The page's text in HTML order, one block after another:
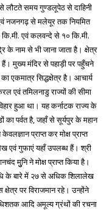
लौटते समय गुण्डलूपेठ से दाहिनी
नजनगढ़ से मलेयूर तक नियमित
एवं कलवन्दे से १० कि.मी.
के नाम से भी जाना जाता है। क्षेत्र
मुख्य मंदिर से पहाड़ी पर पहुँचने
एकमात्र सिद्धक्षेत्र है। आचार्य
एवं तमिलनाडु राज्यों की सीमा
हुआ था। यह कर्नाटक राज्य के
पर्वत है, जहाँ से सूर्यपुर के महान
प्राप्त कर मोक्ष प्राप्त
एवं गुफाएं यहाँ उपलब्ध हैं। श्री
मुुनि ने मोक्ष प्राप्त किया है।
के बारे में २७ से अधिक शिलालेख
क्षेत्र पर विराजमान रहे। उन्होंने
आदि अमूल्य ग्रंथों की रचना